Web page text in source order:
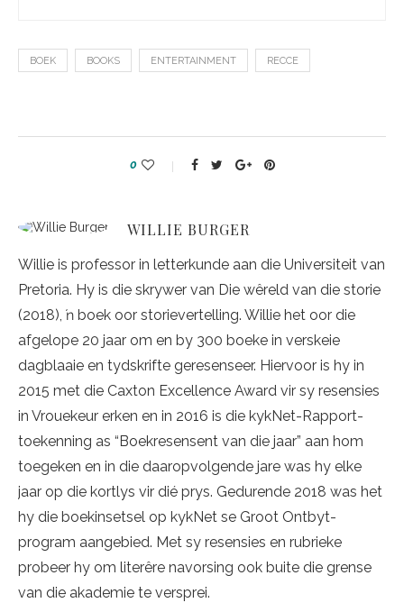
BOEK BOOKS ENTERTAINMENT RECCE
0
WILLIE BURGER
Willie is professor in letterkunde aan die Universiteit van
Pretoria. Hy is die skrywer van Die wêreld van die storie
(2018), ŉ boek oor storievertelling. Willie het oor die
afgelope 20 jaar om en by 300 boeke in verskeie
dagblaaie en tydskrifte geresenseer. Hiervoor is hy in
2015 met die Caxton Excellence Award vir sy resensies
in Vrouekeur erken en in 2016 is die kykNet-Rapport-
toekenning as “Boekresensent van die jaar” aan hom
toegeken en in die daaropvolgende jare was hy elke
jaar op die kortlys vir dié prys. Gedurende 2018 was het
hy die boekinsetsel op kykNet se Groot Ontbyt-
program aangebied. Met sy resensies en rubrieke
probeer hy om literêre navorsing ook buite die grense
van die akademie te versprei.